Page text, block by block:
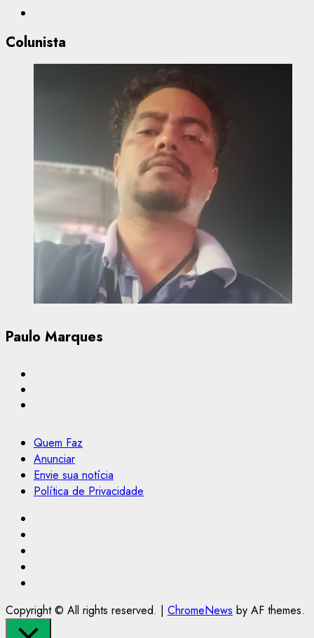
Colunista
Paulo Marques
Quem Faz
Anunciar
Envie sua notícia
Política de Privacidade
Copyright © All rights reserved. | ChromeNews by AF themes.